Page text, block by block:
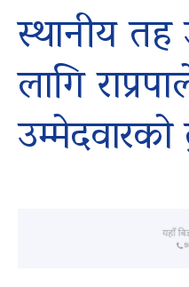
स्थानीय तह
लागि